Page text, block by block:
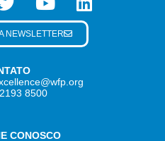
8500
CONOSCO
NEWSLETTER